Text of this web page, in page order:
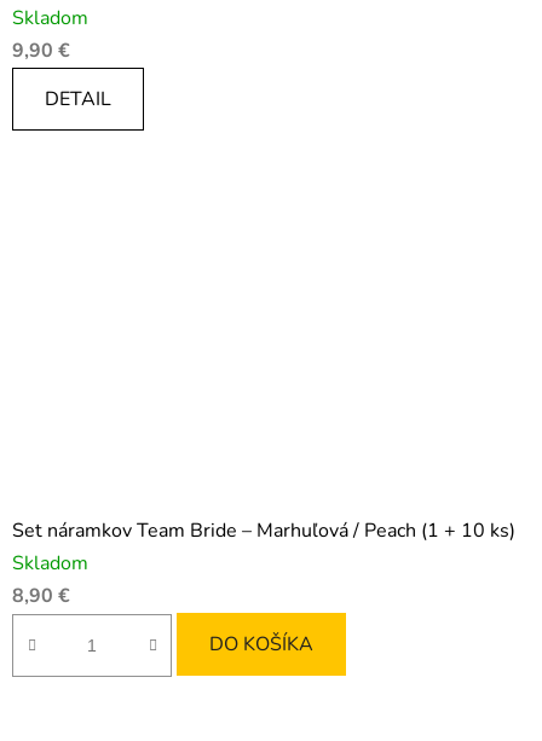
Skladom
9,90 €
DETAIL
Set náramkov Team Bride – Marhuľová / Peach (1 + 10 ks)
Skladom
8,90 €
DO KOŠÍKA